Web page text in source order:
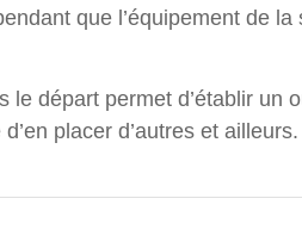
que l’équipement de
départ permet d’établir un
placer d’autres et ailleurs.